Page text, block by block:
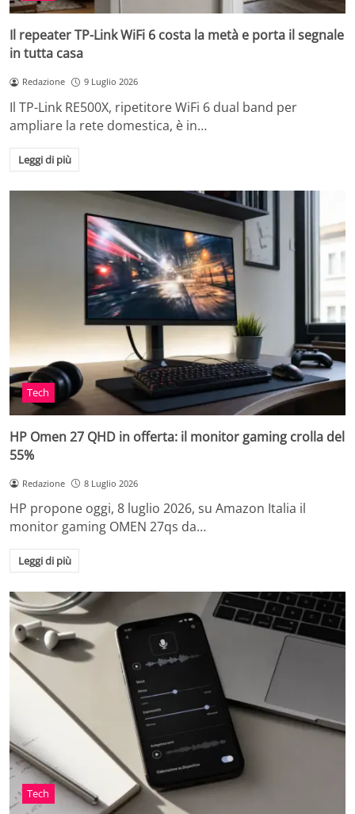
Il repeater TP-Link WiFi 6 costa la metà e porta il segnale
in tutta casa
Redazione 9 Luglio 2026
Il TP-Link RE500X, ripetitore WiFi 6 dual band per
ampliare la rete domestica, è in…
Leggi di più
Tech
HP Omen 27 QHD in offerta: il monitor gaming crolla del
55%
Redazione 8 Luglio 2026
HP propone oggi, 8 luglio 2026, su Amazon Italia il
monitor gaming OMEN 27qs da…
Leggi di più
Tech